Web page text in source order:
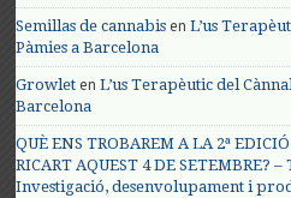
Semillas de cannabis enL’us
Pàmies a Barcelona
Growlet enL’us Terapèutic del
Barcelona
QUÈ ENS TROBAREM A LA 2ª
RICART AQUEST 4 DE SETEMBRE?
Investigació, desenvolupament i